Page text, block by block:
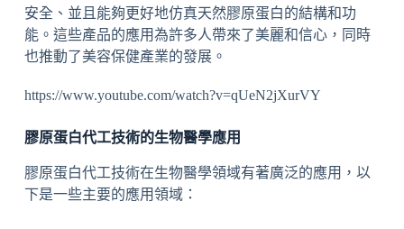
安全、並且能夠更好地仿真天然膠原蛋白的結構和功
能。這些產品的應用為許多人帶來了美麗和信心，同時
也推動了美容保健產業的發展。
https://www.youtube.com/watch?v=qUeN2jXurVY
膠原蛋白代工技術的生物醫學應用
膠原蛋白代工技術在生物醫學領域有著廣泛的應用，以
下是一些主要的應用領域：